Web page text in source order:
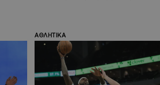
ΑΘΛΗΤΙΚΑ